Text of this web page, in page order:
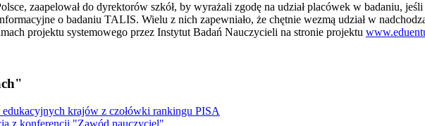
zaapelował do dyrektorów szkół, by wyrażali zgodę na udział placówek w badaniu,
o badaniu TALIS. Wielu z nich zapewniało, że chętnie wezmą udział w
projektu systemowego przez Instytut Badań Nauczycieli na stronie projektu
krajów z czołówki rankingu PISA
z konferencji "Zawód nauczyciel"